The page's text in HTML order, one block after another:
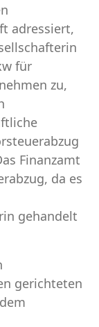
adressiert,
für
zu,
Finanzamt
da es
gehandelt
gerichteten